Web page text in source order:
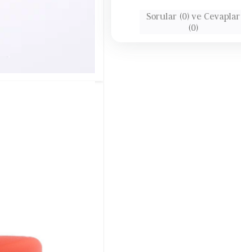
Sorular (0) ve Cevaplar
(0)